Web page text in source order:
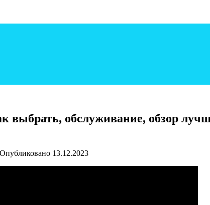
выбрать, обслуживание, обзор
Опубликовано 13.12.2023